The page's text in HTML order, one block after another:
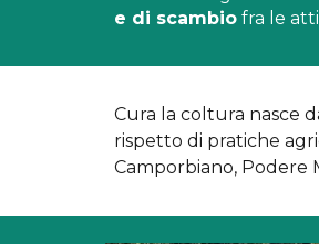
e di scambiofra le
Cura la coltura nasce
rispetto di pratiche
Camporbiano, Podere